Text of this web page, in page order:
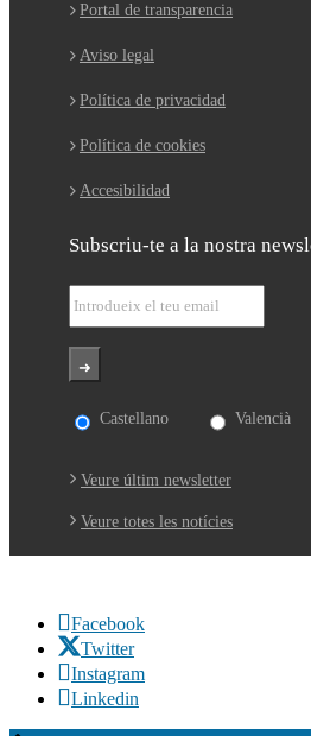
Portal de transparencia
Aviso legal
Política de privacidad
Política de cookies
Accesibilidad
Subscriu-te a la nostra
Castellano Valencià
Veure últim newsletter
Veure totes les notícies
Facebook
Twitter
Instagram
Linkedin